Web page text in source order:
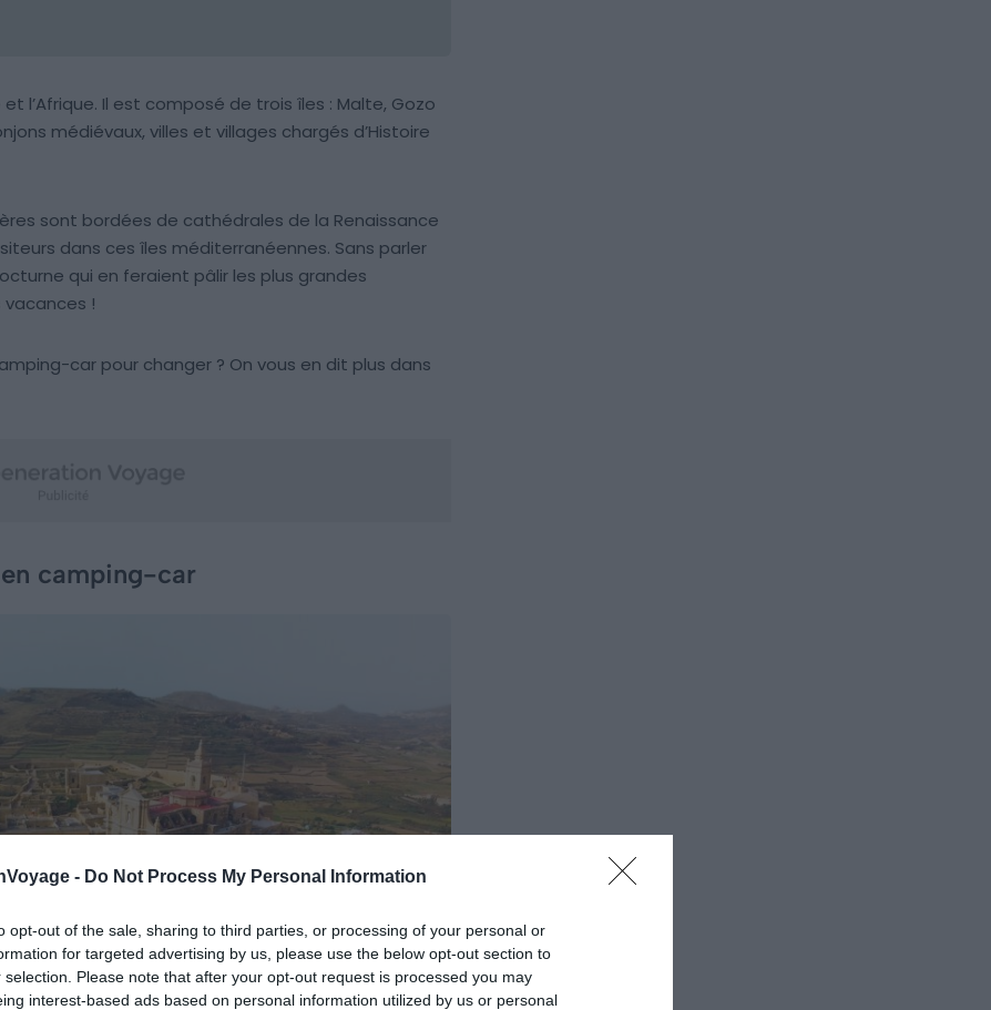
- Do Not Process My Personal Information
opt-out of the sale, sharing to third parties, or processing of your personal or
for targeted advertising by us, please use the below opt-out section to
selection. Please note that after your opt-out request is processed you may
interest-based ads based on personal information utilized by us or personal
l’Afrique. Il est composé de trois îles : Malte, Gozo
médiévaux, villes et villages chargés d’Histoire
sont bordées de cathédrales de la Renaissance
dans ces îles méditerranéennes. Sans parler
qui en feraient pâlir les plus grandes
!
car pour changer ? On vous en dit plus dans
camping-car